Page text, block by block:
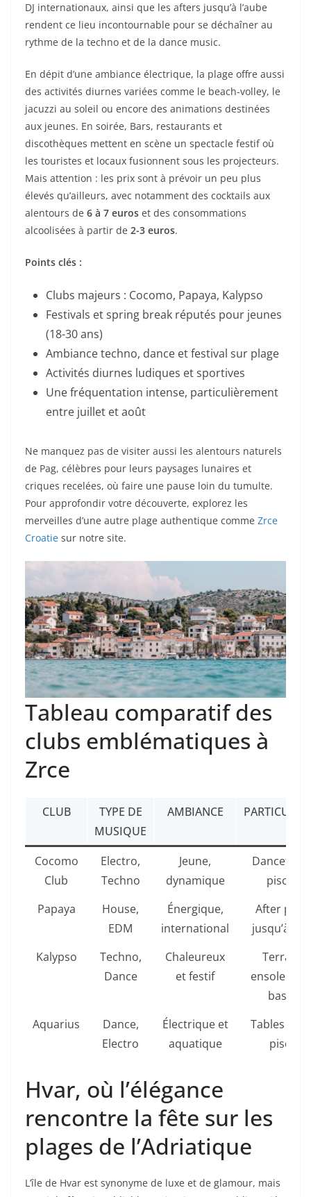
DJ internationaux, ainsi que les afters jusqu’à l’aube
rendent ce lieu incontournable pour se déchaîner au
rythme de la techno et de la dance music.
En dépit d’une ambiance électrique, la plage offre aussi
des activités diurnes variées comme le beach-volley, le
jacuzzi au soleil ou encore des animations destinées
aux jeunes. En soirée, Bars, restaurants et
discothèques mettent en scène un spectacle festif où
les touristes et locaux fusionnent sous les projecteurs.
Mais attention : les prix sont à prévoir un peu plus
élevés qu’ailleurs, avec notamment des cocktails aux
alentours de 6 à 7 euros et des consommations
alcoolisées à partir de 2-3 euros.
Points clés :
Clubs majeurs : Cocomo, Papaya, Kalypso
Festivals et spring break réputés pour jeunes
(18-30 ans)
Ambiance techno, dance et festival sur plage
Activités diurnes ludiques et sportives
Une fréquentation intense, particulièrement
entre juillet et août
Ne manquez pas de visiter aussi les alentours naturels
de Pag, célèbres pour leurs paysages lunaires et
criques recelées, où faire une pause loin du tumulte.
Pour approfondir votre découverte, explorez les
merveilles d’une autre plage authentique comme Zrce
Croatie sur notre site.
Tableau comparatif des
clubs emblématiques à
Zrce
CLUB
TYPE DE
MUSIQUE
AMBIANCE
Cocomo
Club
Electro,
Techno
Jeune,
dynamique
piscines
Papaya
House,
EDM
Énergique,
international
After
jusqu’à
Kalypso
Techno,
Dance
Chaleureux
et festif
bassins
Aquarius
Dance,
Electro
Électrique et
aquatique
Tables
piscine
Hvar, où l’élégance
rencontre la fête sur les
plages de l’Adriatique
L’île de Hvar est synonyme de luxe et de glamour, mais